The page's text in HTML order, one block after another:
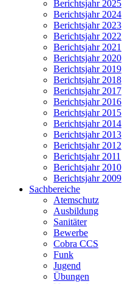
Berichtsjahr 2025
Berichtsjahr 2024
Berichtsjahr 2023
Berichtsjahr 2022
Berichtsjahr 2021
Berichtsjahr 2020
Berichtsjahr 2019
Berichtsjahr 2018
Berichtsjahr 2017
Berichtsjahr 2016
Berichtsjahr 2015
Berichtsjahr 2014
Berichtsjahr 2013
Berichtsjahr 2012
Berichtsjahr 2011
Berichtsjahr 2010
Berichtsjahr 2009
Sachbereiche
Atemschutz
Ausbildung
Sanitäter
Bewerbe
Cobra CCS
Funk
Jugend
Übungen